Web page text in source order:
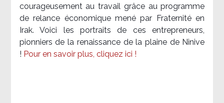
courageusement au travail grâce au programme
de relance économique mené par Fraternité en
Irak. Voici les portraits de ces entrepreneurs,
pionniers de la renaissance de la plaine de Ninive
! Pour en savoir plus, cliquez ici !